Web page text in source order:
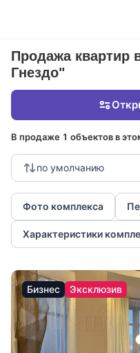
Продажа квартир
Гнездо"
В продаже 1 объектов в
по умолчанию
Фото комплекса
Характеристики
Бизнес Эксклюзив